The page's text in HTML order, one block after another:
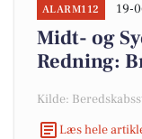
ALARM112 19-
Midt- og
Redning:
Kilde:
Læs hele